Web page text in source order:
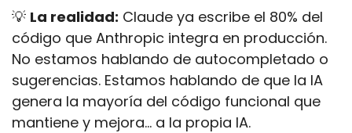
💡 La realidad: Claude ya escribe el 80% del
código que Anthropic integra en producción.
No estamos hablando de autocompletado o
sugerencias. Estamos hablando de que la IA
genera la mayoría del código funcional que
mantiene y mejora... a la propia IA.